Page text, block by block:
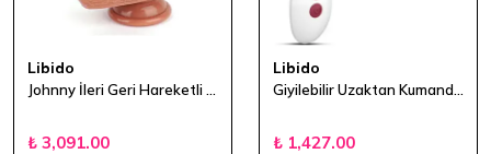
Libido
₺ 3,091.00
Libido
₺ 1,427.00